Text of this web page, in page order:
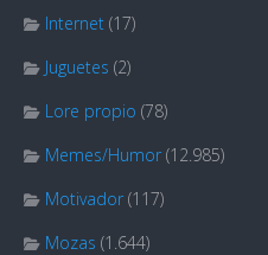
Internet (17)
Juguetes (2)
Lore propio (78)
Memes/Humor (12.985)
Motivador (117)
Mozas (1.644)